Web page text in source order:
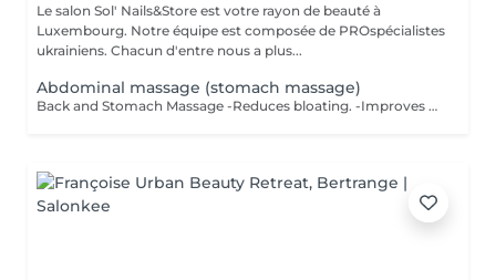
Le salon Sol' Nails&Store est votre rayon de beauté à
Luxembourg. Notre équipe est composée de PROspécialistes
ukrainiens. Chacun d'entre nous a plus...
Abdominal massage (stomach massage)
Back and Stomach Massage -Reduces bloating. -Improves digestion. -Relieves back tension and muscle tightness. -Calms the nervous system from the inside out. As a bonus - improves muscle tone, reduces puffiness and visually defines the waist. *Not a weight loss treatment. But your stomach will look and feel different.